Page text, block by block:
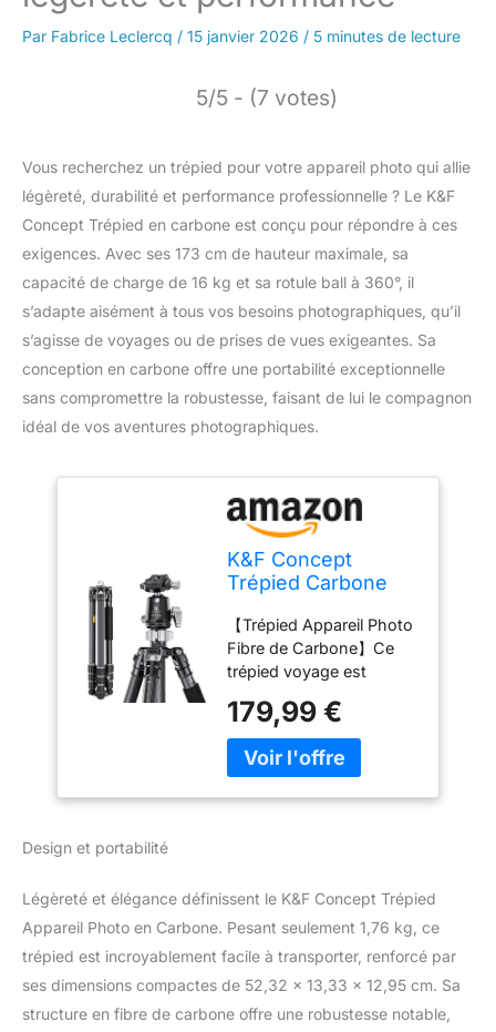
Par Fabrice Leclercq / 15 janvier 2026 / 5 minutes de lecture
5/5 - (7 votes)
Vous recherchez un trépied pour votre appareil photo qui allie
légèreté, durabilité et performance professionnelle ? Le K&F
Concept Trépied en carbone est conçu pour répondre à ces
exigences. Avec ses 173 cm de hauteur maximale, sa
capacité de charge de 16 kg et sa rotule ball à 360°, il
s’adapte aisément à tous vos besoins photographiques, qu’il
s’agisse de voyages ou de prises de vues exigeantes. Sa
conception en carbone offre une portabilité exceptionnelle
sans compromettre la robustesse, faisant de lui le compagnon
idéal de vos aventures photographiques.
K&F Concept
Trépied Carbone
Professionnel
Rotule 360°
【Trépied Appareil Photo
Fibre de Carbone】Ce
trépied voyage est
carbone, qui est 30%
plus léger que
l'aluminium. Grâce au
photographie en
extérieur. 【Léger et
Portable】Trépied léger
tête de trépied inclus ne
pèse que 1.76KG.
179,99 €
Design et portabilité
Légèreté et élégance définissent le K&F Concept Trépied
Appareil Photo en Carbone. Pesant seulement 1,76 kg, ce
trépied est incroyablement facile à transporter, renforcé par
ses dimensions compactes de 52,32 x 13,33 x 12,95 cm. Sa
structure en fibre de carbone offre une robustesse notable,